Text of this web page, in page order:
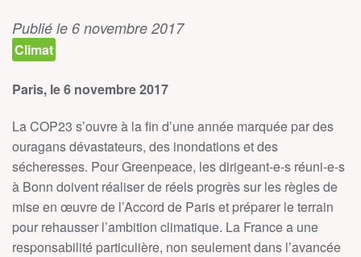
Publié le 6 novembre 2017
Climat
Paris, le 6 novembre 2017
La COP23 s’ouvre à la fin d’une année marquée par des
ouragans dévastateurs, des inondations et des
sécheresses. Pour Greenpeace, les dirigeant-e-s réuni-e-s
à Bonn doivent réaliser de réels progrès sur les règles de
mise en œuvre de l’Accord de Paris et préparer le terrain
pour rehausser l’ambition climatique. La France a une
responsabilité particulière, non seulement dans l’avancée